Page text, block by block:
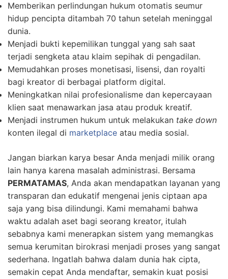
Memberikan perlindungan hukum otomatis seumur
hidup pencipta ditambah 70 tahun setelah meninggal
dunia.
Menjadi bukti kepemilikan tunggal yang sah saat
terjadi sengketa atau klaim sepihak di pengadilan.
Memudahkan proses monetisasi, lisensi, dan royalti
bagi kreator di berbagai platform digital.
Meningkatkan nilai profesionalisme dan kepercayaan
klien saat menawarkan jasa atau produk kreatif.
Menjadi instrumen hukum untuk melakukan take down
konten ilegal di marketplace atau media sosial.
Jangan biarkan karya besar Anda menjadi milik orang
lain hanya karena masalah administrasi. Bersama
PERMATAMAS, Anda akan mendapatkan layanan yang
transparan dan edukatif mengenai jenis ciptaan apa
saja yang bisa dilindungi. Kami memahami bahwa
waktu adalah aset bagi seorang kreator, itulah
sebabnya kami menerapkan sistem yang memangkas
semua kerumitan birokrasi menjadi proses yang sangat
sederhana. Ingatlah bahwa dalam dunia hak cipta,
semakin cepat Anda mendaftar, semakin kuat posisi